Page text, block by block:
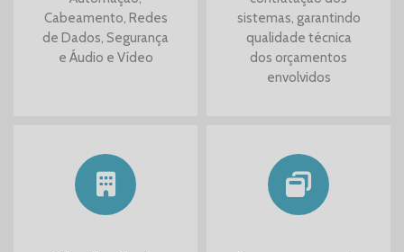
Cabeamento, Redes
de Dados, Segurança
e Áudio e Vídeo
sistemas, garantindo
qualidade técnica
dos orçamentos
envolvidos